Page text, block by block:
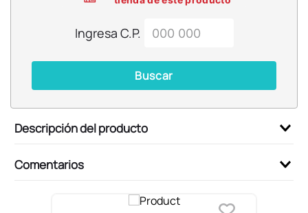
Ingresa C.P.
Buscar
Descripción del producto
Comentarios